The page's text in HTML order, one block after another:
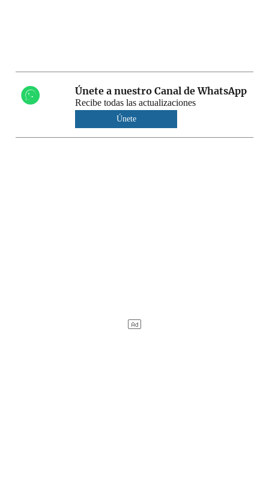
Únete a nuestro Canal de WhatsApp
Recibe todas las actualizaciones
Únete